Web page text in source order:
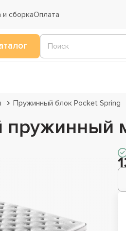
и сборкаОплата
Пружинный блок Pocket Spring
пружинный